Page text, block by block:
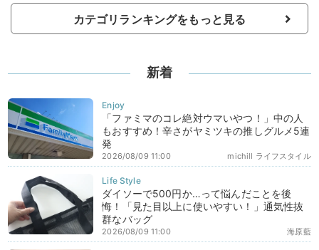
カテゴリランキングをもっと見る
新着
「ファミマのコレ絶対ウマいやつ！」中の人
もおすすめ！辛さがヤミツキの推しグルメ5連
発
michill ライフスタイル
2026/08/09 11:00
ダイソーで500円か…って悩んだことを後
悔！「見た目以上に使いやすい！」通気性抜
群なバッグ
海原藍
2026/08/09 11:00